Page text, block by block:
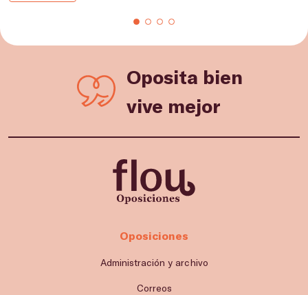
Oposita bien
vive mejor
Oposiciones
Administración y archivo
Correos